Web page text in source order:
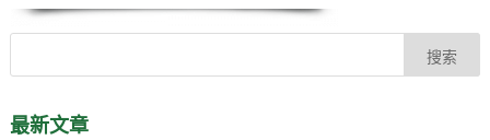
最新文章